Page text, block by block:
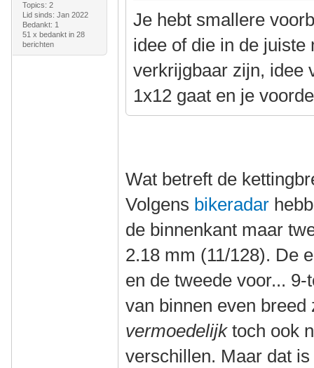
Topics: 2
Lid sinds: Jan 2022
Bedankt: 1
51 x bedankt in 28
berichten
Je hebt smallere
idee of die in de juiste
verkrijgbaar zijn, idee
1x12 gaat en je
Wat betreft de
Volgens bikeradar
de binnenkant maar
2.18 mm (11/128). De
en de tweede voor...
van binnen even
vermoedelijktoch ook
verschillen. Maar dat